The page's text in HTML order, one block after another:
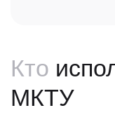
Кто
МКТУ